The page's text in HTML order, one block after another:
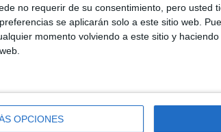
no requerir de su consentimiento, pero usted
se aplicarán solo a este sitio web.
momento volviendo a este sitio y
OPCIONES
ni a clase particulares ni a realizar otras
un año, aproximadamente, falleció